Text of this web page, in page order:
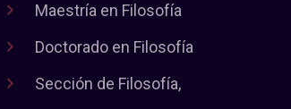
Maestría en Filosofía
Doctorado en Filosofía
Sección de Filosofía,